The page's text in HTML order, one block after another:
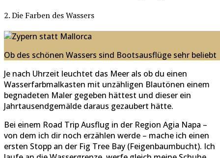
2. Die Farben des Wassers
Ob des schönen Wassers sind Bootsausflüge sehr beliebt
Je nach Uhrzeit leuchtet das Meer als ob du einen
Wasserfarbmalkasten mit unzähligen Blautönen einem
begnadeten Maler gegeben hättest und dieser ein
Jahrtausendgemälde daraus gezaubert hätte.
Bei einem Road Trip Ausflug in der Region Agia Napa –
von dem ich dir noch erzählen werde – mache ich einen
ersten Stopp an der Fig Tree Bay (Feigenbaumbucht). Ich